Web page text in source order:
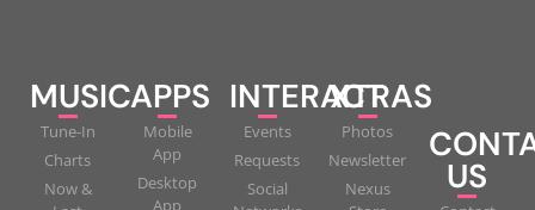
MUSIC
Tune-In
Charts
Now &
APPS
Mobile
App
Desktop
INTERACT
Events
Requests
Social
XTRAS
Photos
Newsletter
Nexus
US